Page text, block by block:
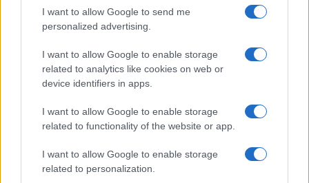
I want to allow Google to send me
personalized advertising.
I want to allow Google to enable storage
related to analytics like cookies on web or
device identifiers in apps.
I want to allow Google to enable storage
related to functionality of the website or app.
I want to allow Google to enable storage
related to personalization.
Un hombre compra el primer mensaje
SMS de la historia por 107.000 euros